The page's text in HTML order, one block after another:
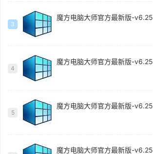
3
魔方电脑大师官方最新版-v6.25
4
魔方电脑大师官方最新版-v6.25
5
魔方电脑大师官方最新版-v6.25
魔方电脑大师官方最新版-v6.25